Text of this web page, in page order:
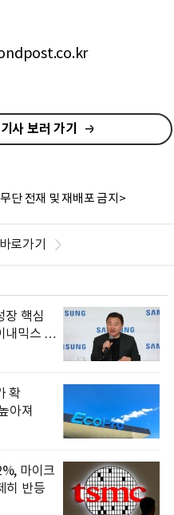
사 보러 가기
단 전재 및 재배포 금지>
로가기
장 핵심
내믹스 출
확
아져
마이크
히 반등